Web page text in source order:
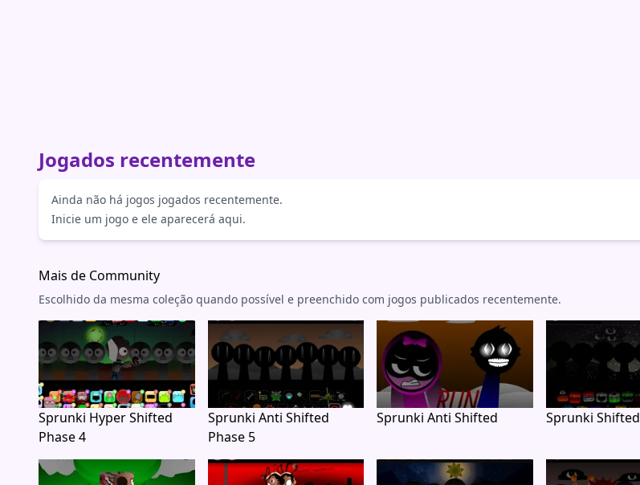
Jogados recentemente
Ainda não há jogos jogados recentemente.
Inicie um jogo e ele aparecerá aqui.
Mais de Community
Escolhido da mesma coleção quando possível e preenchido com jogos publicados recentemente.
Sprunki Hyper Shifted
Phase 4
Sprunki Anti Shifted
Phase 5
Sprunki Anti Shifted Sprunki Shifted